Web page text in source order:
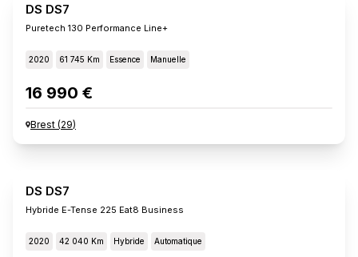
DS DS7
Puretech 130 Performance Line+
2020 61 745 Km Essence Manuelle
16 990 €
Brest (29)
DS DS7
Hybride E-Tense 225 Eat8 Business
2020 42 040 Km Hybride Automatique